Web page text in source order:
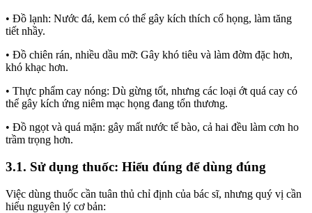
• Đồ lạnh: Nước đá, kem có thể gây kích thích cổ họng, làm tăng
tiết nhầy.
• Đồ chiên rán, nhiều dầu mỡ: Gây khó tiêu và làm đờm đặc hơn,
khó khạc hơn.
• Thực phẩm cay nóng: Dù gừng tốt, nhưng các loại ớt quá cay có
thể gây kích ứng niêm mạc họng đang tổn thương.
• Đồ ngọt và quá mặn: gây mất nước tế bào, cả hai đều làm cơn ho
trầm trọng hơn.
3.1. Sử dụng thuốc: Hiểu đúng để dùng đúng
Việc dùng thuốc cần tuân thủ chỉ định của bác sĩ, nhưng quý vị cần
hiểu nguyên lý cơ bản: